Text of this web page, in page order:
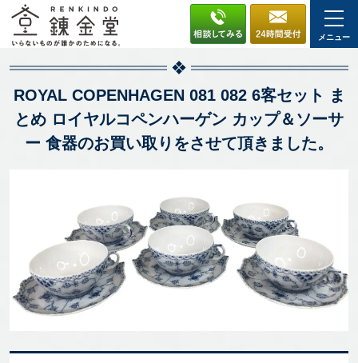
メニュー
ROYAL COPENHAGEN 081 082 6客セット ま
とめ ロイヤルコペンハーゲン カップ＆ソーサ
ー 食器のお買い取りをさせて頂きました。